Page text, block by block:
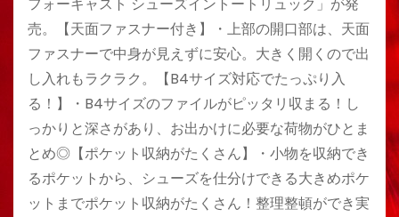
売。【天面ファスナー付き】・上部の開口部は、天面
ファスナーで中身が見えずに安心。大きく開くので出
し入れもラクラク。【B4サイズ対応でたっぷり入
る！】・B4サイズのファイルがピッタリ収まる！し
っかりと深さがあり、お出かけに必要な荷物がひとま
とめ◎【ポケット収納がたくさん】・小物を収納でき
るポケットから、シューズを仕分けできる大きめポケ
ットまでポケット収納がたくさん！整理整頓ができ実